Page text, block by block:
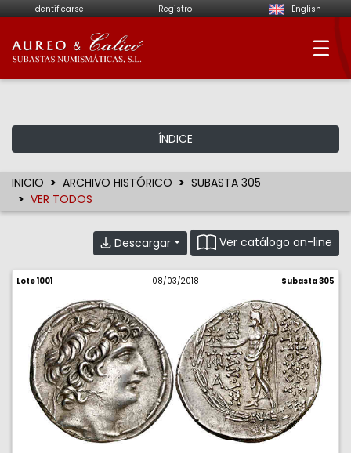
Identificarse Registro English
Aureo & Calicó -
ÍNDICE
INICIO ARCHIVO HISTÓRICO
SUBASTA 305
VER TODOS
Descargar Ver catálogo on-line
Lote 1001 08/03/2018 Subasta 305